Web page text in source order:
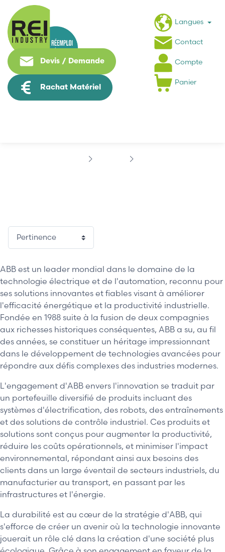
Devis / Demande
Rachat Matériel
Langues
Contact
Compte
Panier
ABB est un leader mondial dans le domaine de la
technologie électrique et de l'automation, reconnu pour
ses solutions innovantes et fiables visant à améliorer
l'efficacité énergétique et la productivité industrielle.
Fondée en 1988 suite à la fusion de deux compagnies
aux richesses historiques conséquentes, ABB a su, au fil
des années, se constituer un héritage impressionnant
dans le développement de technologies avancées pour
répondre aux défis complexes des industries modernes.
L'engagement d'ABB envers l'innovation se traduit par
un portefeuille diversifié de produits incluant des
systèmes d'électrification, des robots, des entraînements
et des solutions de contrôle industriel. Ces produits et
solutions sont conçus pour augmenter la productivité,
réduire les coûts opérationnels, et minimiser l'impact
environnemental, répondant ainsi aux besoins des
clients dans un large éventail de secteurs industriels, du
manufacturier au transport, en passant par les
infrastructures et l'énergie.
La durabilité est au cœur de la stratégie d'ABB, qui
s'efforce de créer un avenir où la technologie innovante
jouerait un rôle clé dans la création d'une société plus